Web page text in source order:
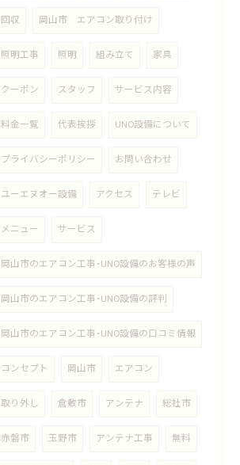
回収 岡山市 エアコン取り付け
照明工事 照明 組み立て 家具
クーポン スタッフ サービス内容
料金一覧 代表挨拶 UNO設備について
プライバシーポリシー お問い合わせ
ユーエヌオー設備 アクセス テレビ
メニュー サービス
岡山市のエアコン工事･UNO設備のお客様の声
岡山市のエアコン工事･UNO設備の評判
岡山市のエアコン工事･UNO設備の口コミ情報
コンセプト 岡山市 エアコン
取り外し 倉敷市 アンテナ 総社市
赤磐市 玉野市 アンテナ工事 無料